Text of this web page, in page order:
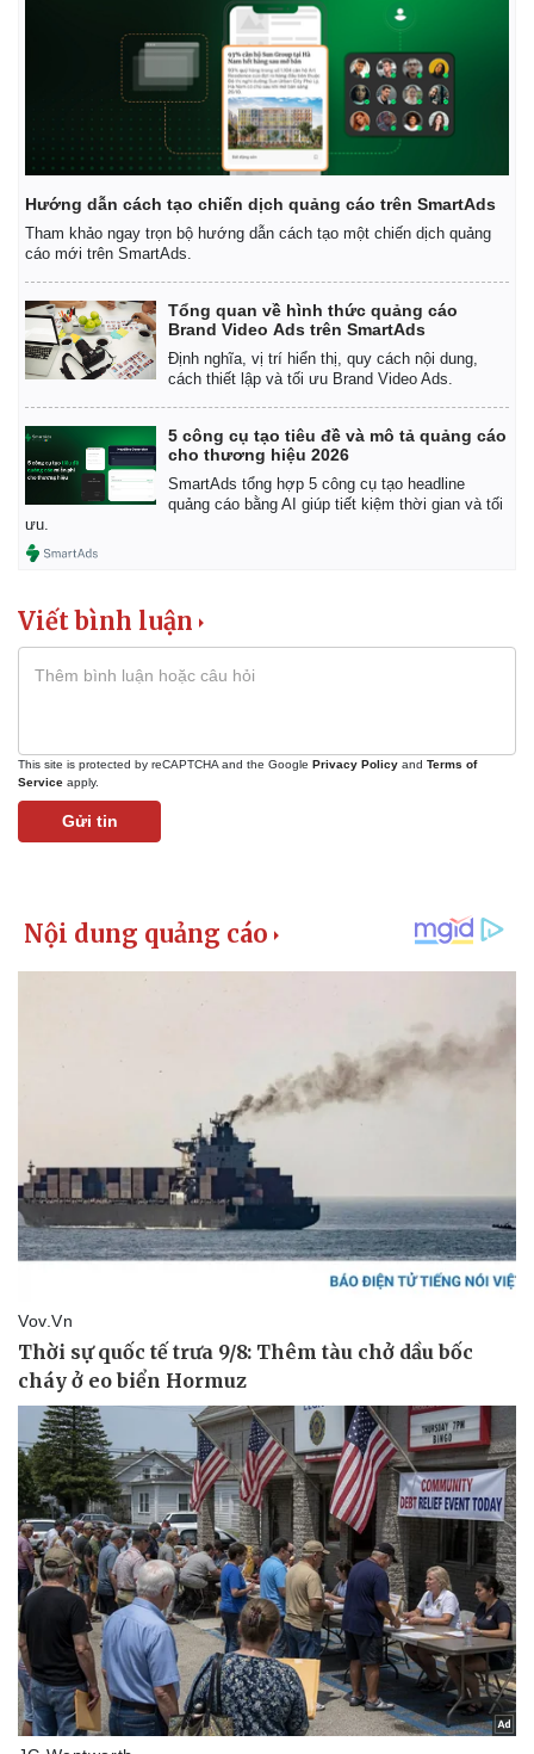
Khởi nghiệp
Thị trường
Tỷ giá
Chứng khoán
Giá cà phê
Hướng dẫn cách tạo chiến dịch quảng cáo trên SmartAds
Tham khảo ngay trọn bộ hướng dẫn cách tạo một chiến dịch quảng
cáo mới trên SmartAds.
Tổng quan về hình thức quảng cáo
Brand Video Ads trên SmartAds
Định nghĩa, vị trí hiển thị, quy cách nội dung,
cách thiết lập và tối ưu Brand Video Ads.
5 công cụ tạo tiêu đề và mô tả quảng cáo
cho thương hiệu 2026
SmartAds tổng hợp 5 công cụ tạo headline
quảng cáo bằng AI giúp tiết kiệm thời gian và tối
ưu.
Viết bình luận
This site is protected by reCAPTCHA and the Google Privacy Policy and Terms of
Service apply.
Gửi tin